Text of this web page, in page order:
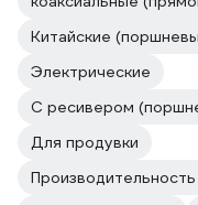
Китайские
Электрические
С ресивером
Для продувки